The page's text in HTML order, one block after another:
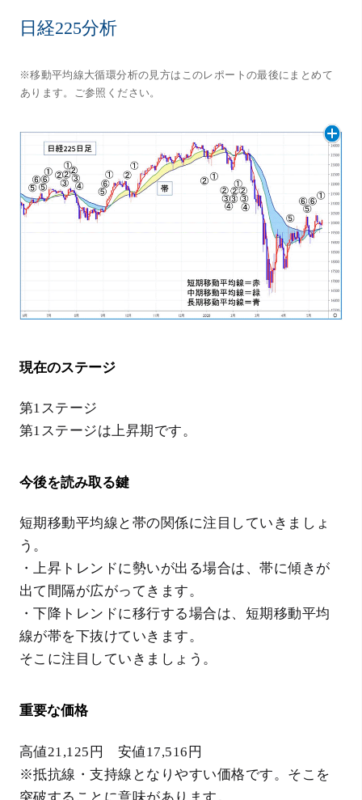
日経225分析
※移動平均線大循環分析の見方はこのレポートの最後にまとめて
あります。ご参照ください。
現在のステージ
第1ステージ
第1ステージは上昇期です。
今後を読み取る鍵
短期移動平均線と帯の関係に注目していきましょ
う。
・上昇トレンドに勢いが出る場合は、帯に傾きが
出て間隔が広がってきます。
・下降トレンドに移行する場合は、短期移動平均
線が帯を下抜けていきます。
そこに注目していきましょう。
重要な価格
高値21,125円 安値17,516円
※抵抗線・支持線となりやすい価格です。そこを
突破することに意味があります。